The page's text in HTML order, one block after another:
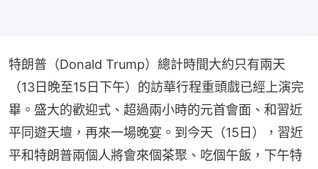
特朗普（Donald Trump）總計時間大約只有兩天
（13日晚至15日下午）的訪華行程重頭戲已經上演完
畢。盛大的歡迎式、超過兩小時的元首會面、和習近
平同遊天壇，再來一場晚宴。到今天（15日），習近
平和特朗普兩個人將會來個茶聚、吃個午飯，下午特